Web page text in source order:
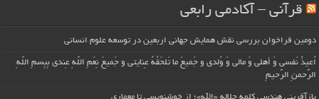
قرآنی – آکادمی رابعی
دومین فراخوان بررسی نقش همایش جهانی اربعین در توسعه علوم انسانی
اُعیذُ نَفسی وَ أهلی وَ مالی وَ وُلدی و جَمیعَ ما تَلحَقُهُ عِنایتی و جَمیعَ نِعَمِ اللّهِ عِندی بِبِسمِ اللّهِ
الرَّحمنِ الرَّحیمِ